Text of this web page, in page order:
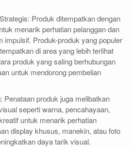
Produk ditempatkan dengan
menarik perhatian pelanggan dan
impulsif. Produk-produk yang populer
di area yang lebih terlihat
produk yang saling berhubungan
untuk mendorong pembelian
Penataan produk juga melibatkan
seperti warna, pencahayaan,
untuk menarik perhatian
display khusus, manekin, atau foto
daya tarik visual.